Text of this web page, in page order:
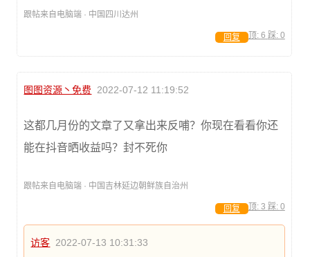
跟帖来自电脑端 · 中国四川达州
顶: 6 踩: 0
回复
图图资源丶免费 2022-07-12 11:19:52
这都几月份的文章了又拿出来反哺？你现在看看你还
能在抖音晒收益吗？封不死你
跟帖来自电脑端 · 中国吉林延边朝鲜族自治州
顶: 3 踩: 0
回复
访客 2022-07-13 10:31:33